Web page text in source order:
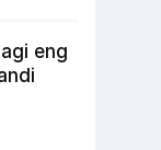
eng